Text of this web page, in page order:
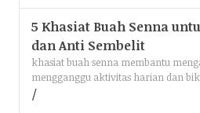
5 Khasiat Buah Senna
dan Anti Sembelit
khasiat buah senna membantu
mengganggu aktivitas harian dan